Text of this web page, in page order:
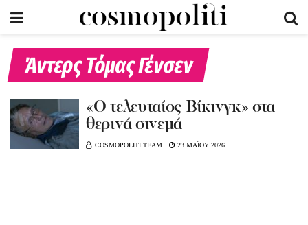
Άντερς Τόμας Γένσεν
«Ο τελευταίος Βίκινγκ» στα
θερινά σινεμά
COSMOPOLITI TEAM 23 ΜΑΪΟΥ 2026